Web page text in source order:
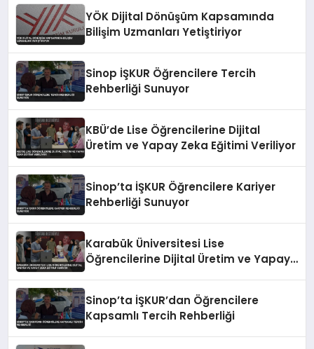
YÖK Dijital Dönüşüm Kapsamında
Bilişim Uzmanları Yetiştiriyor
Sinop İŞKUR Öğrencilere Tercih
Rehberliği Sunuyor
KBÜ’de Lise Öğrencilerine Dijital
Üretim ve Yapay Zeka Eğitimi Veriliyor
Sinop’ta İŞKUR Öğrencilere Kariyer
Rehberliği Sunuyor
Karabük Üniversitesi Lise
Öğrencilerine Dijital Üretim ve Yapay
Sinop’ta İŞKUR’dan Öğrencilere
Kapsamlı Tercih Rehberliği